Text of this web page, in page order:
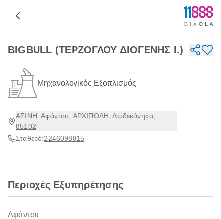
BIGBULL (ΤΕΡΖΟΓΛΟΥ ΔΙΟΓΕΝΗΣ Ι.)
Μηχανολογικός Εξοπλισμός
ΑΣΙΝΗ, Αφάντου, ΑΡΧΙΠΟΛΗ, Δωδεκάνησα,
85102
Σταθερό:2246098015
Περιοχές Εξυπηρέτησης
Αφάντου